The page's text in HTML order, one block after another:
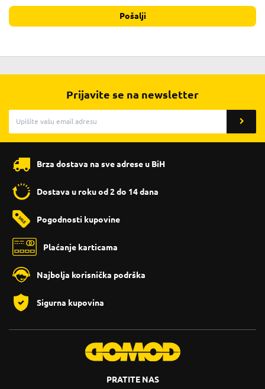
Pošalji
Prijavite se na newsletter
Brza dostava na sve adrese u BiH
Dostava u roku od 2 do 14 dana
Pogodnosti kupovine
Plaćanje karticama
Najbolja korisnička podrška
Sigurna kupovina
PRATITE NAS